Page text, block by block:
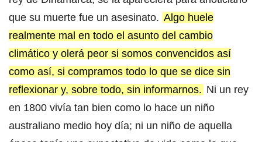
que su muerte fue un asesinato. Algo huele
realmente mal en todo el asunto del cambio
climático y olerá peor si somos convencidos así
como así, si compramos todo lo que se dice sin
reflexionar y, sobre todo, sin informarnos. Ni un rey
en 1800 vivía tan bien como lo hace un niño
australiano medio hoy día; ni un niño de aquella